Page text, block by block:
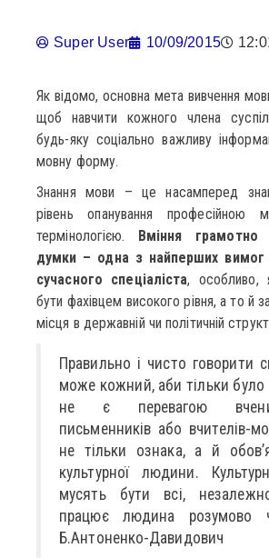
Super User 10/09/2015
Як відомо, основна мета вивчення
щоб навчити кожного члена
будь-яку соціально важливу
мовну форму.
Знання мови – це насамперед
рівень опанування професійною
термінологією. Вміння грамотно
думки – одна з найперших вимог
сучасного спеціаліста, особливо,
бути фахівцем високого рівня, а то й
місця в державній чи політичній
Правильно і чисто говорити
може кожний, аби тільки
не є перевагою вчених-
письменників або вчителів-
не тільки ознака, а й
культурної людини.
мусять бути всі,
працює людина розумово
Б.Антоненко-Давидович